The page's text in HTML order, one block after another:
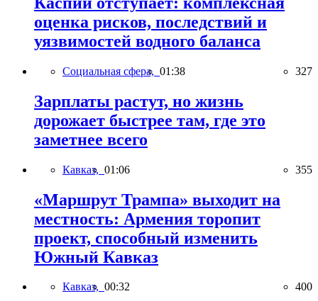
оценка рисков, последствий и
уязвимостей водного баланса
Социальная сфера, 01:38 327
Зарплаты растут, но жизнь
дорожает быстрее там, где это
заметнее всего
Кавказ, 01:06 355
«Маршрут Трампа» выходит на
местность: Армения торопит
проект, способный изменить
Южный Кавказ
Кавказ, 00:32 400